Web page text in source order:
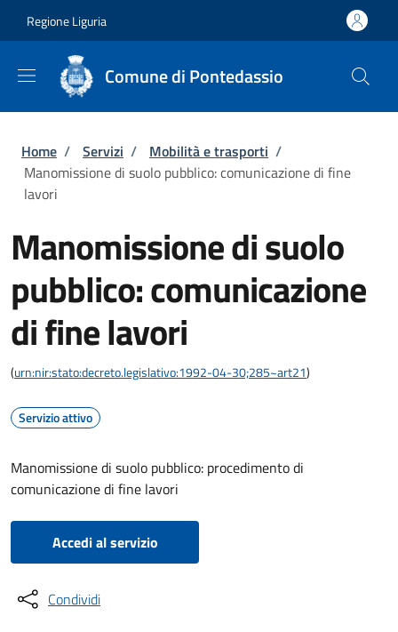
Regione Liguria
Comune di Pontedassio
Briciole di pane
Home / Servizi / Mobilità e trasporti /
Manomissione di suolo pubblico: comunicazione di fine
lavori
Manomissione di suolo
pubblico: comunicazione
di fine lavori
(urn:nir:stato:decreto.legislativo:1992-04-30;285~art21)
Servizio attivo
Manomissione di suolo pubblico: procedimento di
comunicazione di fine lavori
Accedi al servizio
Condividi